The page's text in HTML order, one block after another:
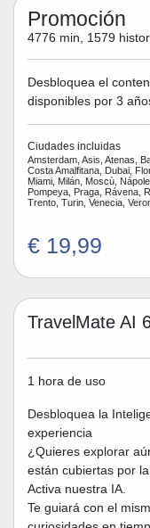
Promoción
4776 min, 1579
Desbloquea el
disponibles por 3
Ciudades incluidas
Amsterdam, Asis, Atenas,
Costa Amalfitana, Dubai,
Miami, Milán, Moscù,
Pompeya, Praga, Rávena,
Trento, Turin, Venecia,
€ 19,99
TravelMate AI
1 hora de uso
Desbloquea la
experiencia
¿Quieres explorar
están cubiertas por
Activa nuestra IA.
Te guiará con el